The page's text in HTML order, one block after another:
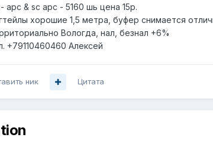
apc & sc apc - 5160 шь цена 15р.
хорошие 1,5 метра, буфер снимается
Вологда, нал, безнал +6%
+79110460460 Алексей
ник Цитата